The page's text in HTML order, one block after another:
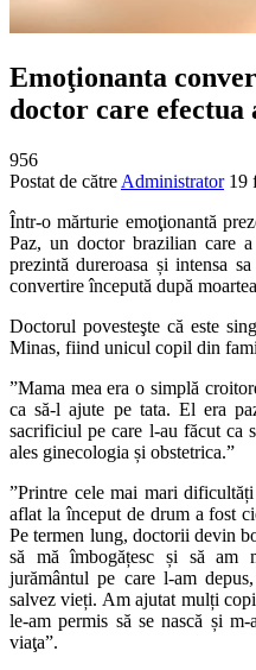
Emoţionanta
doctor care
956
Postat de către Administrator 19
Într-o mărturie emoţionantă
Paz, un doctor brazilian care
prezintă dureroasa și intensa
convertire începută după
Doctorul povesteşte că este
Minas, fiind unicul copil din
”Mama mea era o simplă
ca să-l ajute pe tata. El era
sacrificiul pe care l-au făcut ca
ales ginecologia și obstetrica.”
”Printre cele mai mari
aflat la început de drum a fost
Pe termen lung, doctorii devin
să mă îmbogățesc și să am
jurământul pe care l-am
salvez vieți. Am ajutat mulți
le-am permis să se nască și
viaţa”.